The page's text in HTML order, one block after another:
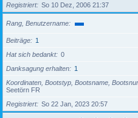
Registriert
So 10 Dez, 2006 21:37
Rang, Benutzername
Beiträge
1
Hat sich bedankt
0
Danksagung erhalten
1
Koordinaten, Bootstyp, Bootsname,
Seetörn FR
Registriert
So 22 Jan, 2023 20:57